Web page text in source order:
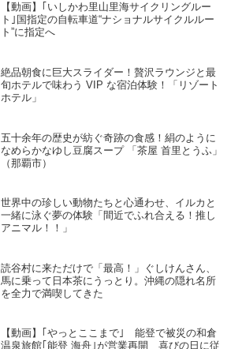
【動画】｢いしかわ里山里海サイクリングルー
ト｣国指定の自転車道“ナショナルサイクルルー
ト”に指定へ
絶品朝食に巨大スライダー！贅沢ラウンジと最
旬ホテルで味わう VIP な宿泊体験！「リゾート
ホテル」
五十余年の歴史が紡ぐ奇跡の食感！絹のように
なめらかなゆし豆腐スープ 「茶屋 首里とうふ」
（那覇市）
世界中の珍しい動物たちと心通わせ、イルカと
一緒に泳ぐ夢の体験「間近でふれ合える！推し
アニマル！！」
読谷村に来ただけで「最高！」ぐしけんさん、
馬に乗って日本茶にうっとり。沖縄の隠れ名所
を全力で満喫してきた
【動画】｢やっとここまで｣ 能登で被災の和倉
温泉旅館｢能登 海舟｣が営業再開 喜びの日に従